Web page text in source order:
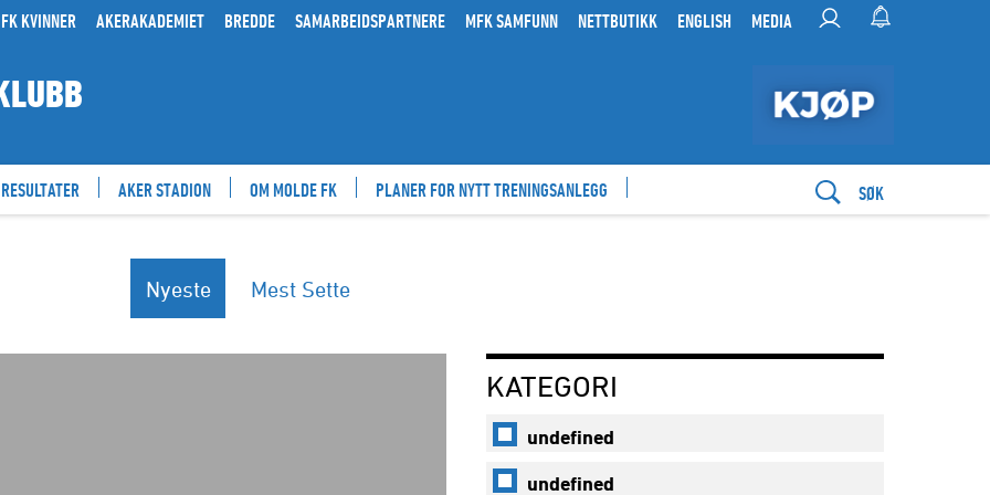
KVINNER AKERAKADEMIET BREDDE SAMARBEIDSPARTNERE MFK SAMFUNN NETTBUTIKK ENGLISH MEDIA
RESULTATER AKER STADION OM MOLDE FK PLANER FOR NYTT TRENINGSANLEGG SØK
Nyeste Mest Sette
KATEGORI
undefined
undefined